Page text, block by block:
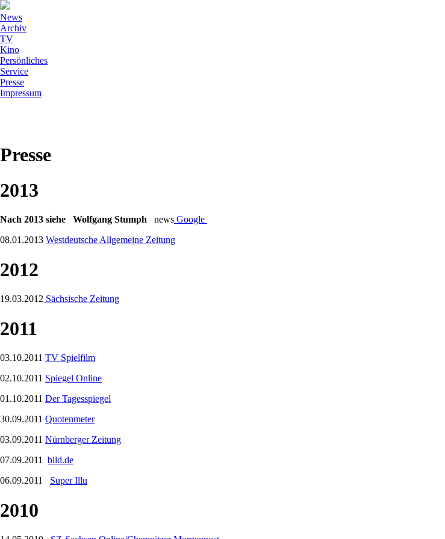
News
Archiv
TV
Kino
Persönliches
Service
Presse
Impressum
Presse
2013
Nach 2013 siehe Wolfgang Stumph news Google
08.01.2013 Westdeutsche Allgemeine Zeitung
2012
19.03.2012 Sächsische Zeitung
2011
03.10.2011 TV Spielfilm
02.10.2011 Spiegel Online
01.10.2011 Der Tagesspiegel
30.09.2011 Quotenmeter
03.09.2011 Nürnberger Zeitung
07.09.2011 bild.de
06.09.2011 Super Illu
2010